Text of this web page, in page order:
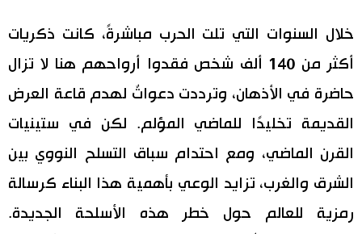
خلال السنوات التي تلت الحرب مباشرةً، كانت ذكريات
أكثر من 140 ألف شخص فقدوا أرواحهم هنا لا تزال
حاضرة في الأذهان، وترددت دعواتٌ لهدم قاعة العرض
القديمة تخليدًا للماضي المؤلم. لكن في ستينيات
القرن الماضي، ومع احتدام سباق التسلح النووي بين
الشرق والغرب، تزايد الوعي بأهمية هذا البناء كرسالة
رمزية للعالم حول خطر هذه الأسلحة الجديدة.